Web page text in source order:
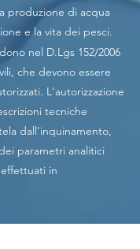
produzione di acqua
e la vita dei pesci.
nel D.Lgs 152/2006
che devono essere
L'autorizzazione
tecniche
dall'inquinamento,
parametri analitici
in